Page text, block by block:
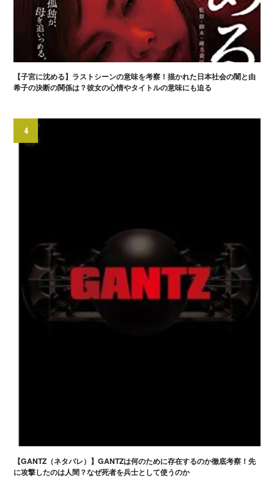
【子宮に沈める】ラストシーンの意味を考察！描かれた日本社会の闇と由
希子の決断の関係は？彼女の心情やタイトルの意味にも迫る
4
【GANTZ（ネタバレ）】GANTZは何のために存在するのか徹底考察！先
に攻撃したのは人間？なぜ死者を兵士として使うのか